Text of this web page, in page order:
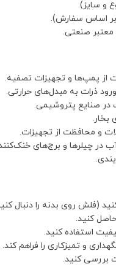
معتبر صنعتی.
از پمپ‌ها و تجهیزات تصفیه.
ذرات به مبدل‌های حرارتی.
در صنایع پتروشیمی.
بخار.
و محافظت از تجهیزات.
در چیلرها و برج‌های
(فلش روی بدنه را دنبال
کنید.
استفاده کنید.
و تمیزکاری را فراهم کند.
بررسی کنید.